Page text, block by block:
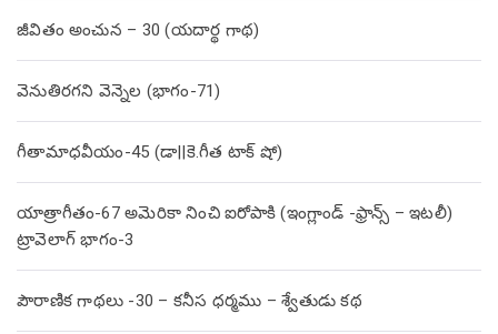
జీవితం అంచున – 30 (యదార్థ గాథ)
వెనుతిరగని వెన్నెల (భాగం-71)
గీతామాధవీయం-45 (డా||కె.గీత టాక్ షో)
యాత్రాగీతం-67 అమెరికా నించి ఐరోపాకి (ఇంగ్లాండ్ -ఫ్రాన్స్ – ఇటలీ)
ట్రావెలాగ్ భాగం-3
పౌరాణిక గాథలు -30 – కనీస ధర్మము – శ్వేతుడు కథ